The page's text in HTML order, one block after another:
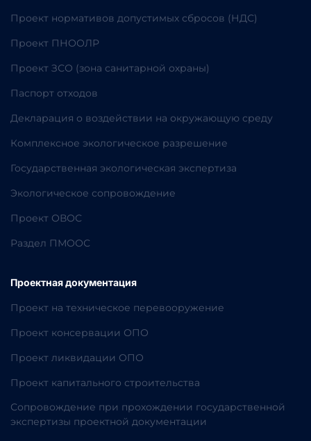
Проект нормативов допустимых сбросов (НДС)
Проект ПНООЛР
Проект ЗСО (зона санитарной охраны)
Паспорт отходов
Декларация о воздействии на окружающую среду
Комплексное экологическое разрешение
Государственная экологическая экспертиза
Экологическое сопровождение
Проект ОВОС
Раздел ПМООС
Проектная документация
Проект на техническое перевооружение
Проект консервации ОПО
Проект ликвидации ОПО
Проект капитального строительства
Сопровождение при прохождении государственной
экспертизы проектной документации